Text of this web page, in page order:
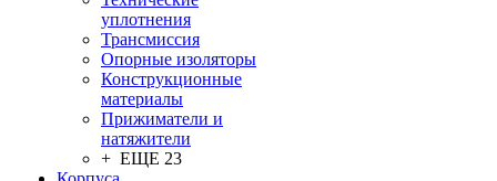
уплотнения
Трансмиссия
Опорные изоляторы
Конструкционные
материалы
Прижиматели и
натяжители
+ ЕЩЕ 23